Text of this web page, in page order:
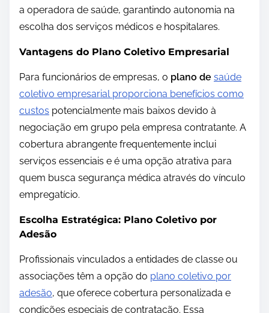
a operadora de saúde, garantindo autonomia na
escolha dos serviços médicos e hospitalares.
Vantagens do Plano Coletivo Empresarial
Para funcionários de empresas, o plano de saúde
coletivo empresarial proporciona benefícios como
custos potencialmente mais baixos devido à
negociação em grupo pela empresa contratante. A
cobertura abrangente frequentemente inclui
serviços essenciais e é uma opção atrativa para
quem busca segurança médica através do vínculo
empregatício.
Escolha Estratégica: Plano Coletivo por
Adesão
Profissionais vinculados a entidades de classe ou
associações têm a opção do plano coletivo por
adesão, que oferece cobertura personalizada e
condições especiais de contratação. Essa